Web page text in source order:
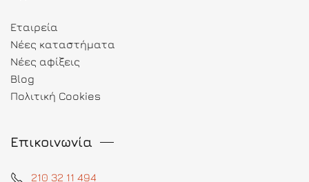
Εταιρεία
Νέες καταστήματα
Νέες αφίξεις
Blog
Πολιτική Cookies
Επικοινωνία
210 32 11 494